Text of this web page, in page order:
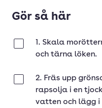
Gör så här
1. Skala
och tärna löken.
2. Fräs upp
rapsolja i en
vatten och lägg i